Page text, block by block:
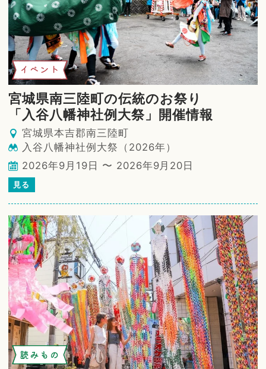
イベント
宮城県南三陸町の伝統のお祭り
「入谷八幡神社例大祭」開催情報
宮城県本吉郡南三陸町
入谷八幡神社例大祭（2026年）
2026年9月19日 〜 2026年9月20日
見る
読みもの